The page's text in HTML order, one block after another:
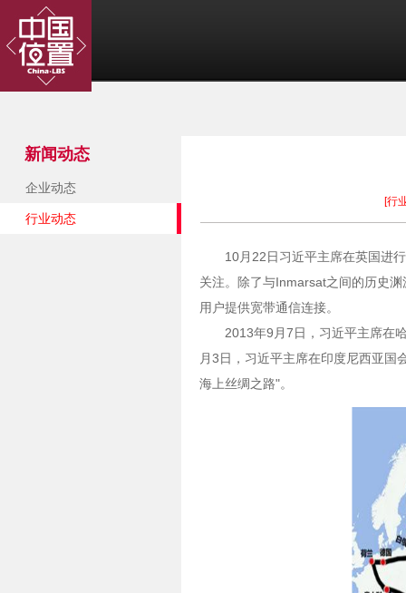
新闻动态
企业动态
行业动态
[行
10月22日习近平主席在英国进
关注。除了与Inmarsat之间的历史
用户提供宽带通信连接。
2013年9月7日，习近平主席在
月3日，习近平主席在印度尼西亚国
海上丝绸之路"。